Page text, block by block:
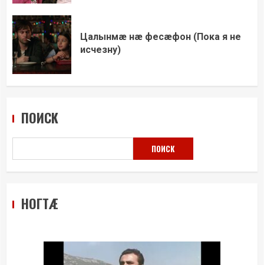
Цалынмæ нæ фесæфон (Пока я не
исчезну)
ПОИСК
ПОИСК
НОГТÆ